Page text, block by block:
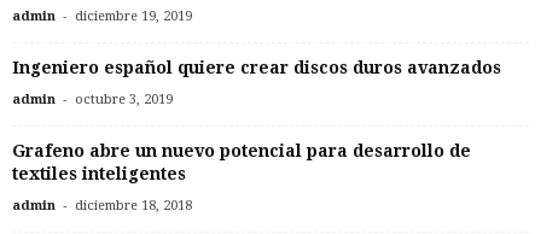
admin - diciembre 19, 2019
Ingeniero español quiere crear discos duros avanzados
admin - octubre 3, 2019
Grafeno abre un nuevo potencial para desarrollo de
textiles inteligentes
admin - diciembre 18, 2018